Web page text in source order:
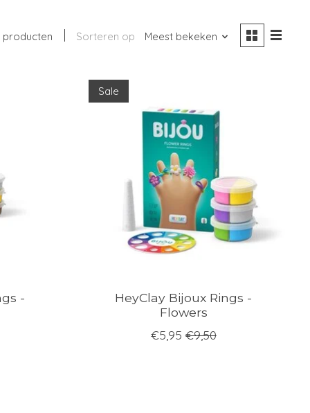
producten Sorteren op Meest bekeken
-
Sale
HeyClay Bijoux Rings -
Flowers
€5,95 €9,50